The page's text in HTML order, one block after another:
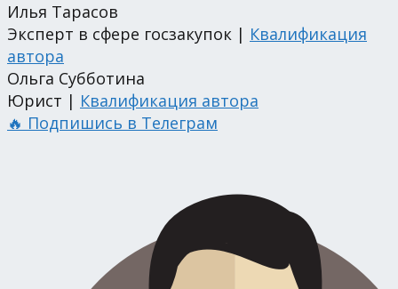
Илья Тарасов
Эксперт в сфере госзакупок | Квалификация
автора
Ольга Субботина
Юрист | Квалификация автора
🔥 Подпишись в Телеграм